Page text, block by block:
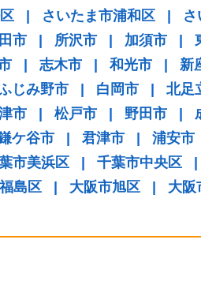
| さいたま市浦和区 |
市 | 所沢市 | 加須市 |
| 志木市 | 和光市 | 新
じみ野市 | 白岡市 | 北足
市 | 松戸市 | 野田市 |
ケ谷市 | 君津市 | 浦安市
市美浜区 | 千葉市中央区 |
島区 | 大阪市旭区 | 大阪